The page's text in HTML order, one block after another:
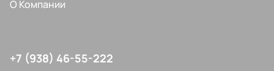
О Компании
+7 (938) 46-55-222